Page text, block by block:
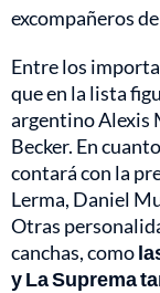
excompañeros
Entre los
que en la lista
argentino Alexis
Becker. En
contará con la
Lerma, Daniel
Otras
canchas, como
y La Suprema